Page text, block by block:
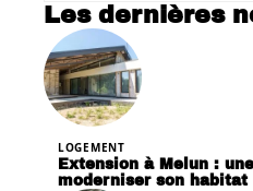
Les dernières
LOGEMENT
Extension à Melun :
moderniser son habitat